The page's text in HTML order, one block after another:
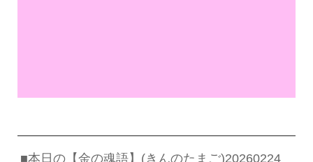
■本日の【金の魂語】(きんのたまご)20260224